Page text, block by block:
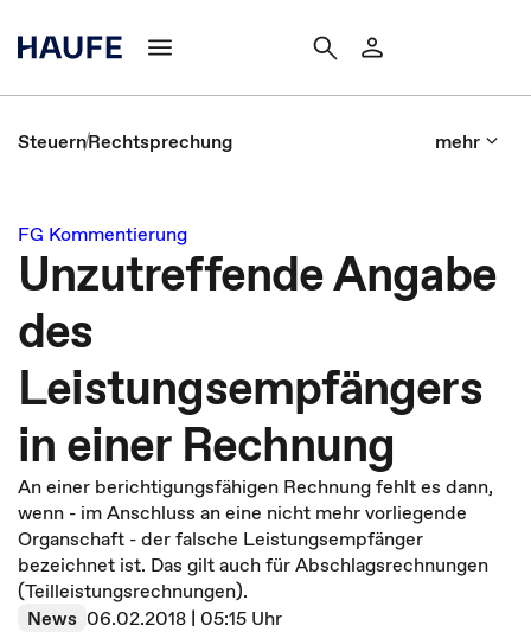
SteuernRechtsprechung mehr
FG Kommentierung
Unzutreffende Angabe
des
Leistungsempfängers
in einer Rechnung
An einer berichtigungsfähigen Rechnung fehlt es dann,
wenn - im Anschluss an eine nicht mehr vorliegende
Organschaft - der falsche Leistungsempfänger
bezeichnet ist. Das gilt auch für Abschlagsrechnungen
(Teilleistungsrechnungen).
News 06.02.2018 | 05:15 Uhr